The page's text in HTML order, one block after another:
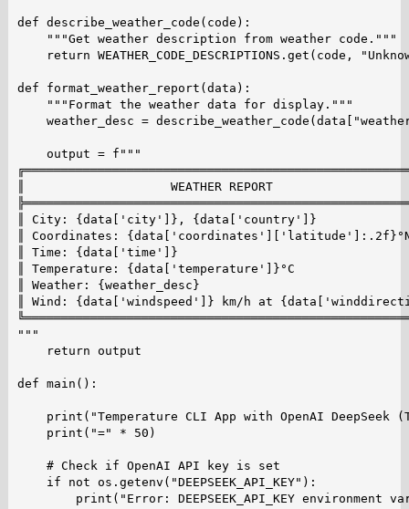
def describe_weather_code(code):
    """Get weather description from weather code."""
return WEATHER_CODE_DESCRIPTIONS.get(code,
def format_weather_report(data):
    """Format the weather data for display."""
weather_desc =
    output = f"""
║                    WEATHER REPORT
║ City: {data['city']}, {data['country']}
║ Coordinates:
║ Time: {data['time']}
║ Temperature: {data['temperature']}°C
║ Weather: {weather_desc}
║ Wind: {data['windspeed']} km/h at
"""
    return output
def main():
print("Temperature CLI App with OpenAI DeepSeek
    print("=" * 50)
    # Check if OpenAI API key is set
    if not os.getenv("DEEPSEEK_API_KEY"):
print("Error: DEEPSEEK_API_KEY environment